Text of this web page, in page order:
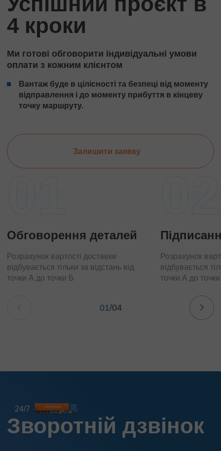
4 кроки
Ми готові обговорити індивідуальні умови
оплати з кожним клієнтом
Вантаж буде в цілісності та безпеці від моменту
відправлення і до моменту прибуття в кінцеву
точку маршруту.
Залишити заявку
Обговорення деталей
Розрахунок вартості доставки
відбувається тільки за відстань від
точки А до точки Б
Розрахунок
відбувається
точки А до
01/04
24/7
Зворотній дзвінок